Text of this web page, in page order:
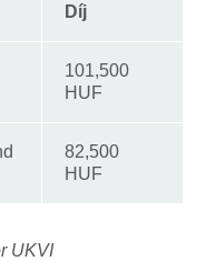
Díj
101,500
HUF
82,500
HUF
UKVI